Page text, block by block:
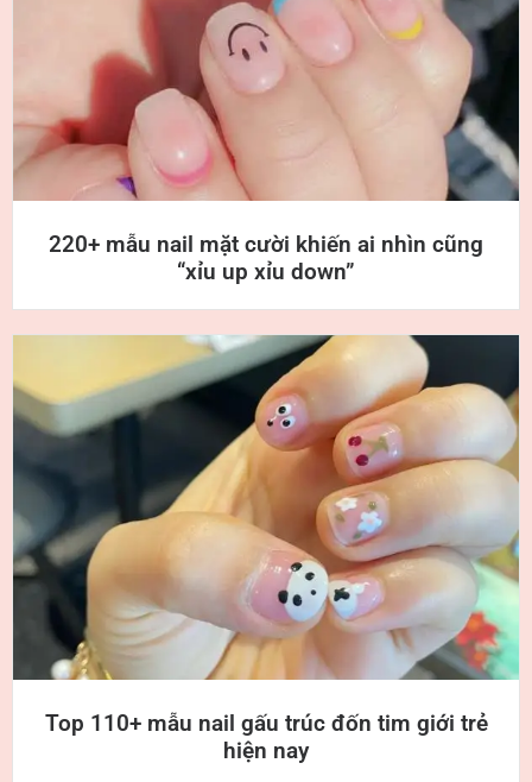
220+ mẫu nail mặt cười khiến ai nhìn cũng
“xỉu up xỉu down”
Top 110+ mẫu nail gấu trúc đốn tim giới trẻ
hiện nay